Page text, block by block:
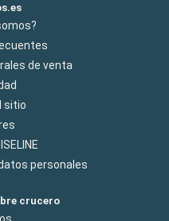
de venta
sitio
personales
crucero